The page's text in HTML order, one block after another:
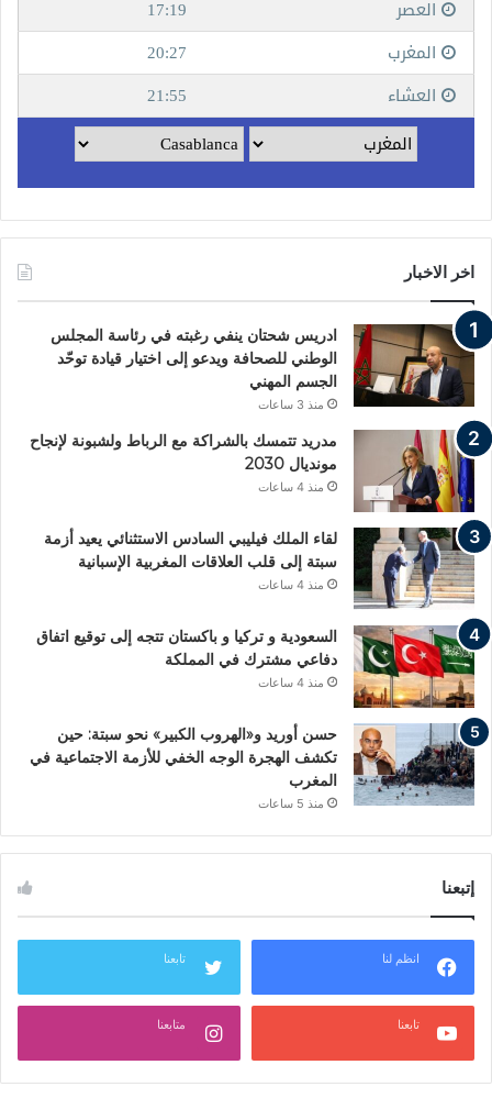
اخر الاخبار
ادريس شحتان ينفي رغبته في رئاسة المجلس
الوطني للصحافة ويدعو إلى اختيار قيادة توحّد
الجسم المهني
منذ 3 ساعات
مدريد تتمسك بالشراكة مع الرباط ولشبونة لإنجاح
مونديال 2030
منذ 4 ساعات
لقاء الملك فيليبي السادس الاستثنائي يعيد أزمة
سبتة إلى قلب العلاقات المغربية الإسبانية
منذ 4 ساعات
السعودية و تركيا و باكستان تتجه إلى توقيع اتفاق
دفاعي مشترك في المملكة
منذ 4 ساعات
حسن أوريد و«الهروب الكبير» نحو سبتة: حين
تكشف الهجرة الوجه الخفي للأزمة الاجتماعية في
المغرب
منذ 5 ساعات
إتبعنا
انظم لنا تابعنا
تابعنا متابعنا